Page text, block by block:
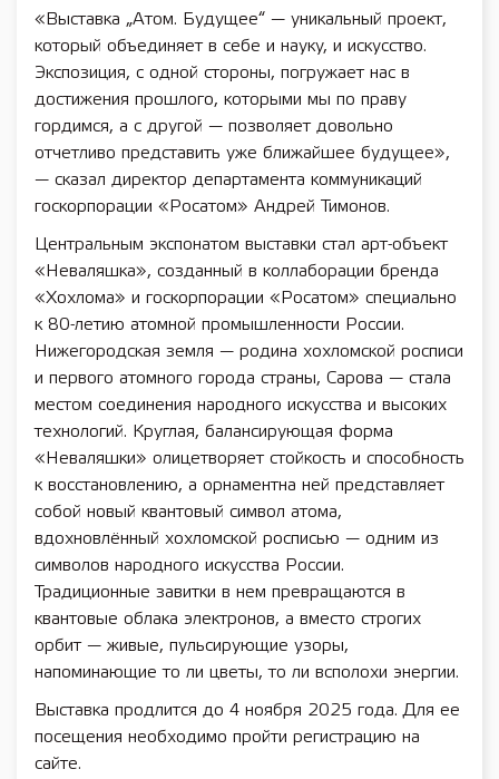
«Выставка „Атом. Будущее“ — уникальный проект,
который объединяет в себе и науку, и искусство.
Экспозиция, с одной стороны, погружает нас в
достижения прошлого, которыми мы по праву
гордимся, а с другой — позволяет довольно
отчетливо представить уже ближайшее будущее»,
— сказал директор департамента коммуникаций
госкорпорации «Росатом» Андрей Тимонов.
Центральным экспонатом выставки стал арт-объект
«Неваляшка», созданный в коллаборации бренда
«Хохлома» и госкорпорации «Росатом» специально
к 80-летию атомной промышленности России.
Нижегородская земля — родина хохломской росписи
и первого атомного города страны, Сарова — стала
местом соединения народного искусства и высоких
технологий. Круглая, балансирующая форма
«Неваляшки» олицетворяет стойкость и способность
к восстановлению, а орнаментна ней представляет
собой новый квантовый символ атома,
вдохновлённый хохломской росписью — одним из
символов народного искусства России.
Традиционные завитки в нем превращаются в
квантовые облака электронов, а вместо строгих
орбит — живые, пульсирующие узоры,
напоминающие то ли цветы, то ли всполохи энергии.
Выставка продлится до 4 ноября 2025 года. Для ее
посещения необходимо пройти регистрацию на
сайте.